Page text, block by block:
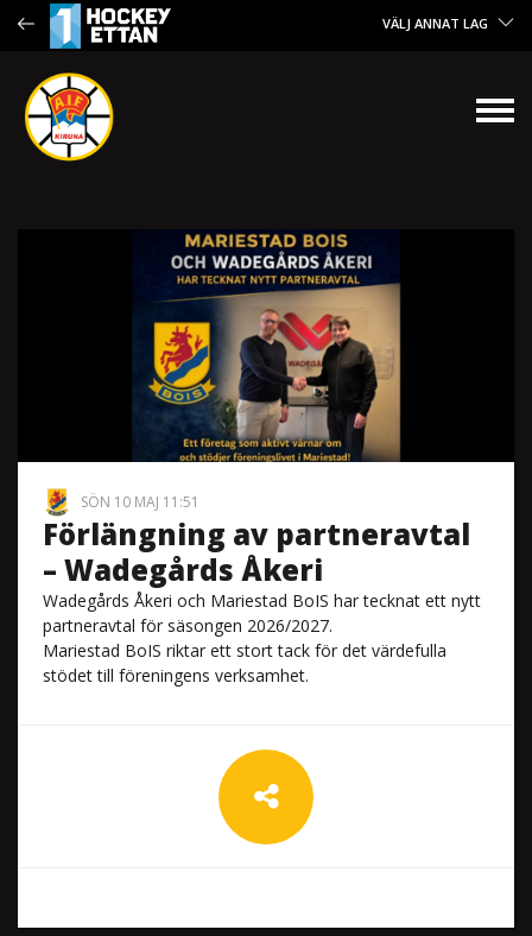
VÄLJ ANNAT LAG
SÖN 10 MAJ 11:51
Förlängning av partneravtal
– Wadegårds Åkeri
Wadegårds Åkeri och Mariestad BoIS har tecknat ett nytt
partneravtal för säsongen 2026/2027.
Mariestad BoIS riktar ett stort tack för det värdefulla
stödet till föreningens verksamhet.